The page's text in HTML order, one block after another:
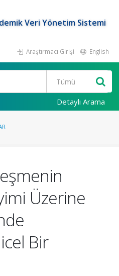
Veri Yönetim Sistemi
Araştırmacı Girişi English
Detaylı Arama
Üzerine
Bir